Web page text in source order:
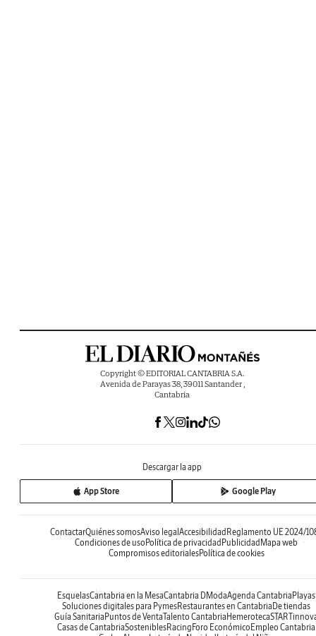
Copyright © EDITORIAL CANTABRIA S.A.
Avenida de Parayas 38, 39011 Santander ,
Cantabria
Descargar la app
App Store Google Play
ContactarQuiénes somosAviso legalAccesibilidadReglamento UE 2024/
Condiciones de usoPolítica de privacidadPublicidadMapa web
Compromisos editorialesPolítica de cookies
EsquelasCantabria en la MesaCantabria DModaAgenda CantabriaPlayas
Soluciones digitales para PymesRestaurantes en CantabriaDe tiendas
Guía SanitariaPuntos de VentaTalento CantabriaHemeroteca
Casas de CantabriaSosteniblesRacingForo EconómicoEmpleo Cantabria